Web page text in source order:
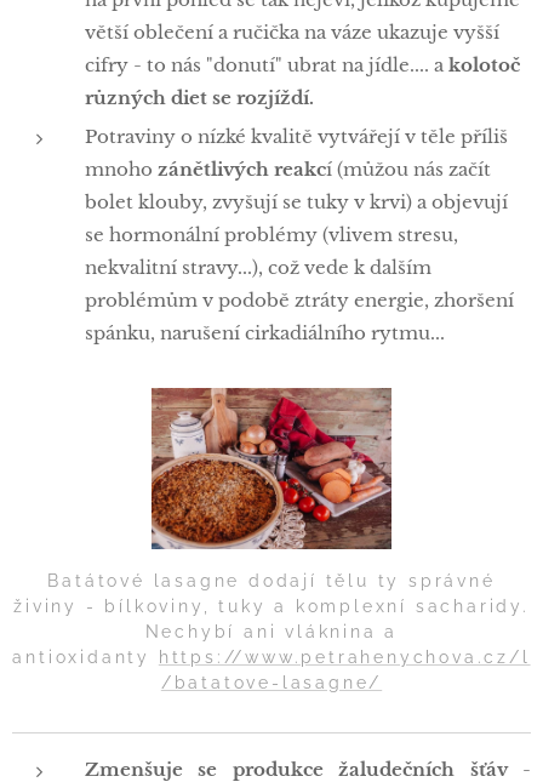
větší oblečení a ručička na váze ukazuje vyšší
cifry - to nás "donutí" ubrat na jídle.... a kolotoč
různých diet se rozjíždí.
Potraviny o nízké kvalitě vytvářejí v těle příliš
mnoho zánětlivých reakcí (můžou nás začít
bolet klouby, zvyšují se tuky v krvi) a objevují
se hormonální problémy (vlivem stresu,
nekvalitní stravy...), což vede k dalším
problémům v podobě ztráty energie, zhoršení
spánku, narušení cirkadiálního rytmu...
Batátové lasagne dodají tělu ty správné
živiny - bílkoviny, tuky a komplexní sacharidy.
Nechybí ani vláknina a
antioxidanty
https://www.petrahenychova.cz/l
/batatove-lasagne/
Zmenšuje se produkce žaludečních šťáv -